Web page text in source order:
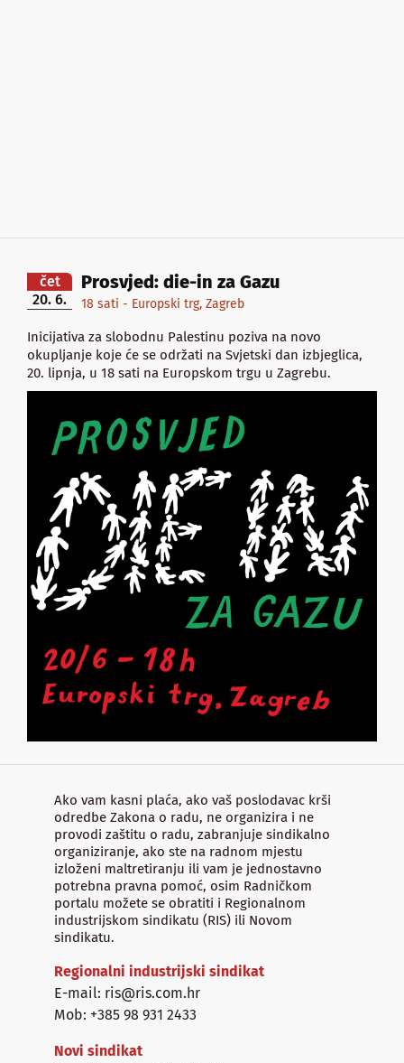
čet
20. 6.
Prosvjed: die-in za Gazu
18 sati - Europski trg, Zagreb
Inicijativa za slobodnu Palestinu poziva na novo
okupljanje koje će se održati na Svjetski dan izbjeglica,
20. lipnja, u 18 sati na Europskom trgu u Zagrebu.
Ako vam kasni plaća, ako vaš poslodavac krši
odredbe Zakona o radu, ne organizira i ne
provodi zaštitu o radu, zabranjuje sindikalno
organiziranje, ako ste na radnom mjestu
izloženi maltretiranju ili vam je jednostavno
potrebna pravna pomoć, osim Radničkom
portalu možete se obratiti i Regionalnom
industrijskom sindikatu (RIS) ili Novom
sindikatu.
Regionalni industrijski sindikat
E-mail: ris@ris.com.hr
Mob: +385 98 931 2433
Novi sindikat